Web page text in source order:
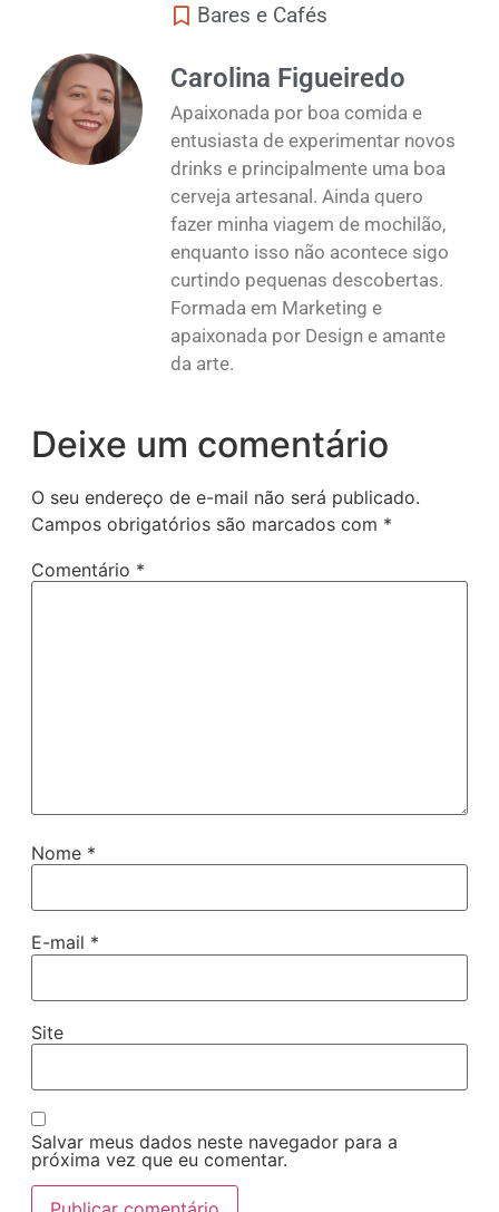
Bares e Cafés
Carolina Figueiredo
Apaixonada por boa comida e
entusiasta de experimentar novos
drinks e principalmente uma boa
cerveja artesanal. Ainda quero
fazer minha viagem de mochilão,
enquanto isso não acontece sigo
curtindo pequenas descobertas.
Formada em Marketing e
apaixonada por Design e amante
da arte.
Deixe um comentário
O seu endereço de e-mail não será publicado.
Campos obrigatórios são marcados com *
Comentário *
Nome *
E-mail *
Site
Salvar meus dados neste navegador para a
próxima vez que eu comentar.